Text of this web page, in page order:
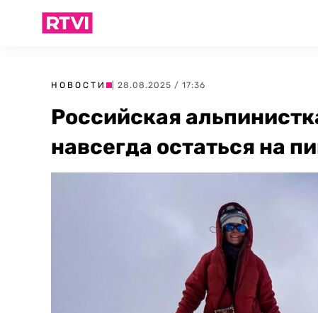
НОВОСТИ | 28.08.2025 / 17:36
Российская
навсегда остаться на